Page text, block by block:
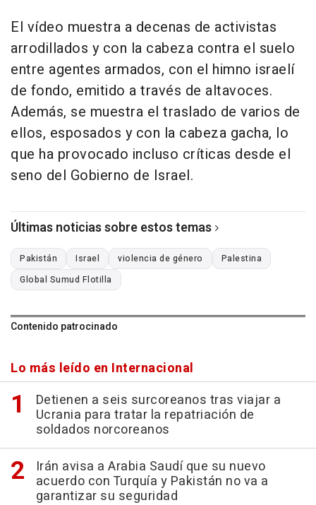
El vídeo muestra a decenas de activistas
arrodillados y con la cabeza contra el suelo
entre agentes armados, con el himno israelí
de fondo, emitido a través de altavoces.
Además, se muestra el traslado de varios de
ellos, esposados y con la cabeza gacha, lo
que ha provocado incluso críticas desde el
seno del Gobierno de Israel.
Últimas noticias sobre estos temas
Pakistán Israel violencia de género
Palestina
Global Sumud Flotilla
Contenido patrocinado
Lo más leído en Internacional
Detienen a seis surcoreanos tras viajar a
Ucrania para tratar la repatriación de
soldados norcoreanos
Irán avisa a Arabia Saudí que su nuevo
acuerdo con Turquía y Pakistán no va a
garantizar su seguridad